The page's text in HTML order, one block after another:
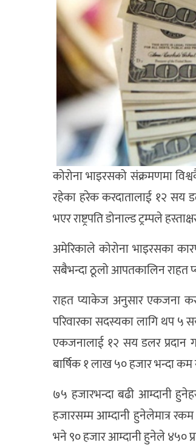
कोरोना भाइरसको संक्रमणमा
रहेका हरेक करदातालाई १२ सय
भएर राष्ट्रपति डोनाल्ड ट्रम्पले
अमेरिकाले कोरोना भाइरसका
सबैभन्दा ठूलो आपतकालिन राहत
राहत प्याकेज अनुसार एकजना
परिवारका सदस्यका लागि थप ५
एकजनालाई १२ सय डलर प्रदान
बार्षिक १ लाख ५० हजार भन्दा
७५ हजारभन्दा बढी आम्दानी
हजारसम्म आम्दानी हुनेलेमात्र
भने ९० हजार आम्दानी हुनेले ४५०